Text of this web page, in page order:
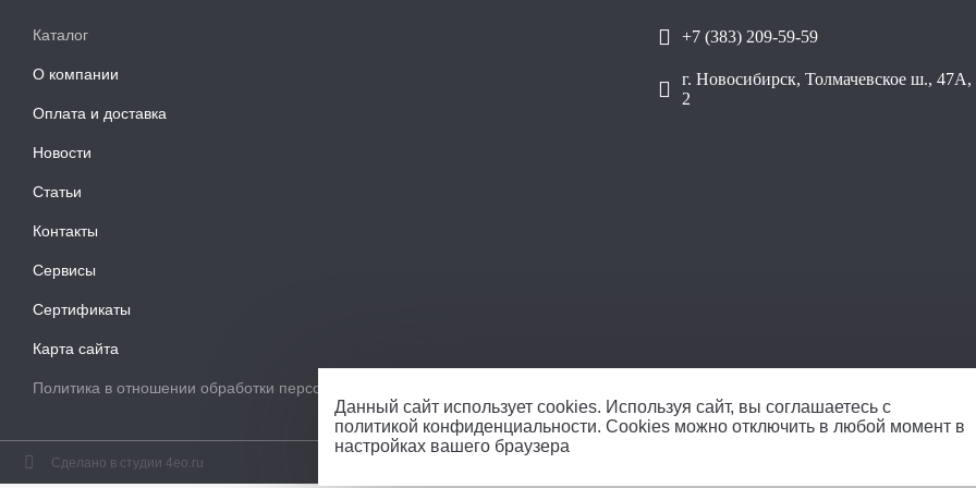
Каталог
О компании
Оплата и доставка
Новости
Статьи
Контакты
Сервисы
Сертификаты
Карта сайта
Политика в отношении обработки персональных данных
+7 (383) 209-59-59
г. Новосибирск, Толмачевское ш., 47А,
2
Сделано в студии 4eo.ru
Данный сайт использует cookies. Используя сайт, вы соглашаетесь с
политикой конфиденциальности. Cookies можно отключить в любой момент в
настройках вашего браузера